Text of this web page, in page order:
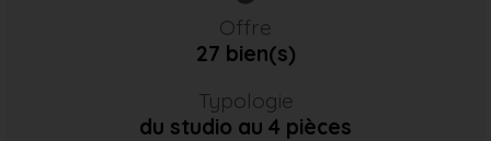
Offre
27 bien(s)
Typologie
du studio au 4 pièces